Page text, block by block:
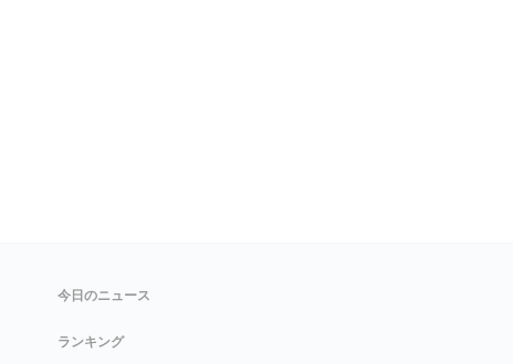
今日のニュース
ランキング